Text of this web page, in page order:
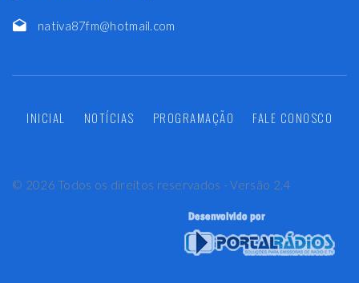
nativa87fm@hotmail.com
INICIAL NOTÍCIAS PROGRAMAÇÃO FALE CONOSCO
© 2026 Todos os direitos reservados - Versão 2.4